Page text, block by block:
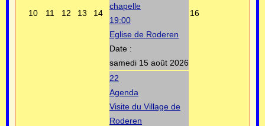
10 11 12 13 14
chapelle
19:00
Eglise de Roderen
Date :
samedi 15 août 2026
16
22
Agenda
Visite du Village de
Roderen